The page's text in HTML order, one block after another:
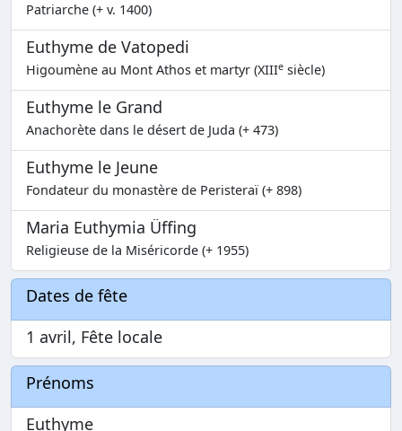
Patriarche (+ v. 1400)
Euthyme de Vatopedi
Higoumène au Mont Athos et martyr (XIIIe siècle)
Euthyme le Grand
Anachorète dans le désert de Juda (+ 473)
Euthyme le Jeune
Fondateur du monastère de Peristeraï (+ 898)
Maria Euthymia Üffing
Religieuse de la Miséricorde (+ 1955)
Dates de fête
1 avril, Fête locale
Prénoms
Euthyme